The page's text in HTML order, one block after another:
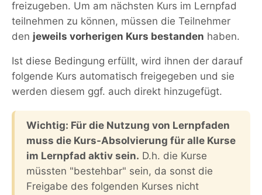
freizugeben. Um am nächsten Kurs im Lernpfad
teilnehmen zu können, müssen die Teilnehmer
den jeweils vorherigen Kurs bestanden haben.
Ist diese Bedingung erfüllt, wird ihnen der darauf
folgende Kurs automatisch freigegeben und sie
werden diesem ggf. auch direkt hinzugefügt.
Wichtig: Für die Nutzung von Lernpfaden
muss die Kurs-Absolvierung für alle Kurse
im Lernpfad aktiv sein. D.h. die Kurse
müssten "bestehbar" sein, da sonst die
Freigabe des folgenden Kurses nicht